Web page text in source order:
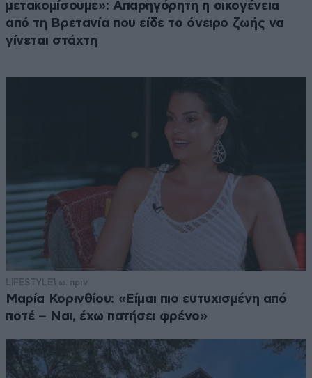
μετακομίσουμε»: Απαρηγόρητη η οικογένεια
από τη Βρετανία που είδε το όνειρο ζωής να
γίνεται στάχτη
LIFESTYLE1 ω. πριν
Μαρία Κορινθίου: «Είμαι πιο ευτυχισμένη από
ποτέ – Ναι, έχω πατήσει φρένο»